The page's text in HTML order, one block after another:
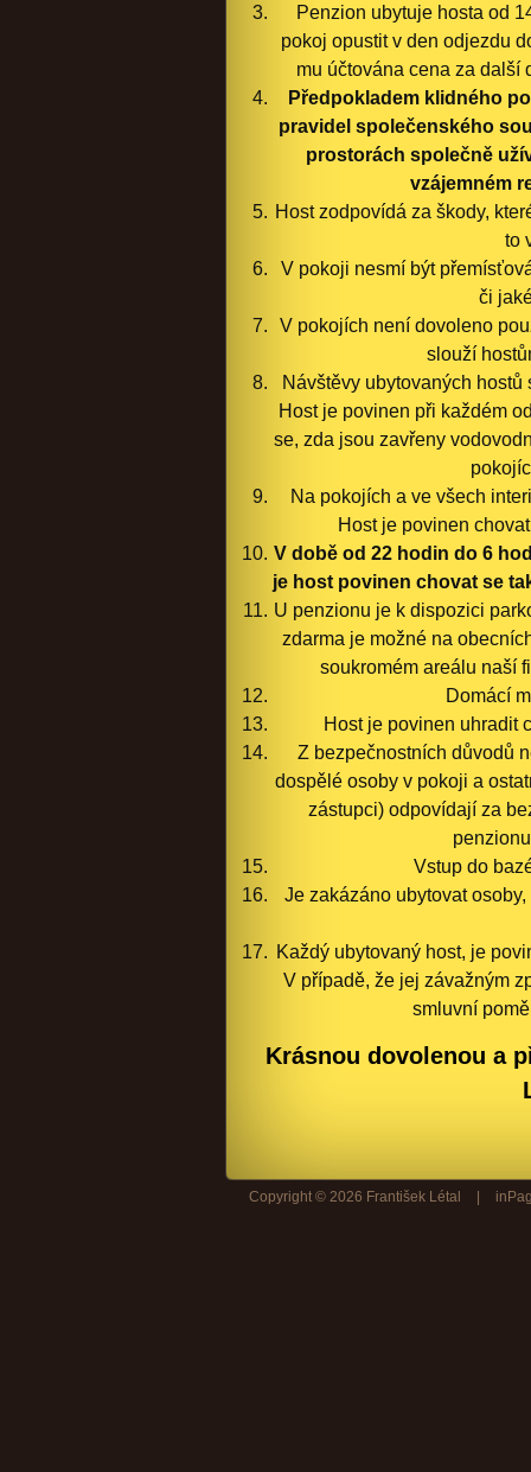
Penzion ubytuje hosta od
pokoj opustit v den odjezdu
mu účtována cena za další
Předpokladem klidného
pravidel společenského
prostorách společně
vzájemném
Host zodpovídá za škody,
to
V pokoji nesmí být
či
V pokojích není dovoleno
slouží
Návštěvy ubytovaných
Host je povinen při každém
se, zda jsou zavřeny
Na pokojích a ve všech
Host je povinen
V době od 22 hodin do 6
je host povinen chovat se
U penzionu je k dispozici
zdarma je možné na
soukromém areálu naší
Domácí
Host je povinen uhradit
Z bezpečnostních důvodů
dospělé osoby v pokoji a
zástupci) odpovídají za
Vstup do
Je zakázáno ubytovat
Každý ubytovaný host, je
V případě, že jej závažným
smluvní
Krásnou dovolenou a
Copyright © 2026 František Létal |